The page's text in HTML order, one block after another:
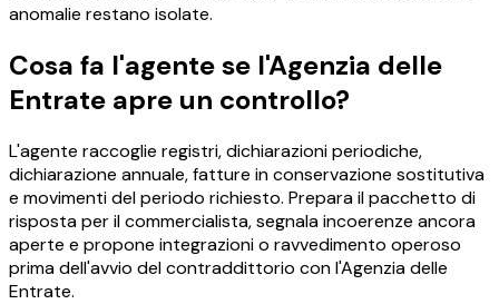
anomalie restano isolate.
Cosa fa l'agente se l'Agenzia delle
Entrate apre un controllo?
L'agente raccoglie registri, dichiarazioni periodiche,
dichiarazione annuale, fatture in conservazione sostitutiva
e movimenti del periodo richiesto. Prepara il pacchetto di
risposta per il commercialista, segnala incoerenze ancora
aperte e propone integrazioni o ravvedimento operoso
prima dell'avvio del contraddittorio con l'Agenzia delle
Entrate.